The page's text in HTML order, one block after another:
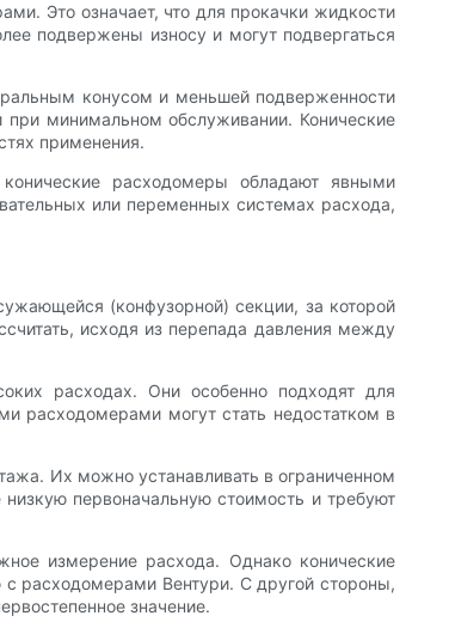
Это означает, что для прокачки жидкости
подвержены износу и могут подвергаться
конусом и меньшей подверженности
при минимальном обслуживании. Конические
применения.
расходомеры обладают явными
или переменных системах расхода,
(конфузорной) секции, за которой
исходя из перепада давления между
расходах. Они особенно подходят для
расходомерами могут стать недостатком в
Их можно устанавливать в ограниченном
первоначальную стоимость и требуют
измерение расхода. Однако конические
расходомерами Вентури. С другой стороны,
значение.